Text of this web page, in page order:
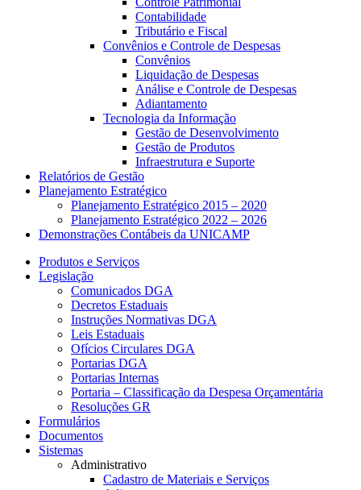
Contabilidade
Tributário e Fiscal
Convênios e Controle de Despesas
Convênios
Liquidação de Despesas
Análise e Controle de Despesas
Adiantamento
Tecnologia da Informação
Gestão de Desenvolvimento
Gestão de Produtos
Infraestrutura e Suporte
Relatórios de Gestão
Planejamento Estratégico
Planejamento Estratégico 2015 – 2020
Planejamento Estratégico 2022 – 2026
Demonstrações Contábeis da UNICAMP
Produtos e Serviços
Legislação
Comunicados DGA
Decretos Estaduais
Instruções Normativas DGA
Leis Estaduais
Ofícios Circulares DGA
Portarias DGA
Portarias Internas
Portaria – Classificação da Despesa Orçamentária
Resoluções GR
Formulários
Documentos
Sistemas
Administrativo
Cadastro de Materiais e Serviços